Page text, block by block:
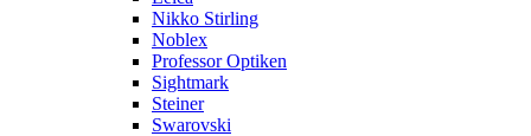
Nikko Stirling
Noblex
Professor Optiken
Sightmark
Steiner
Swarovski